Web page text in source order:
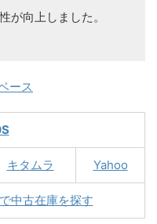
が向上しました。
ース
キタムラ Yahoo
中古在庫を探す